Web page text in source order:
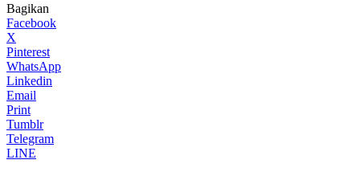
Bagikan
Facebook
X
Pinterest
WhatsApp
Linkedin
Email
Print
Tumblr
Telegram
LINE